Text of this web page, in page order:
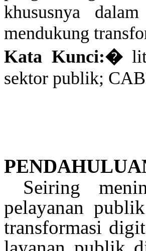
khususnya
mendukung
Kata Kunci:�
sektor publik;
Seiring
pelayananpublik
transformasi